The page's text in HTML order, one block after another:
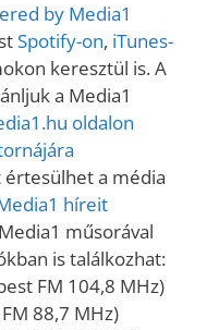
by Media1
Spotify-on, iTunes-
keresztül is. A
a Media1
oldalon
a média
híreit
műsorával
is találkozhat:
FM 104,8 MHz)
88,7 MHz)